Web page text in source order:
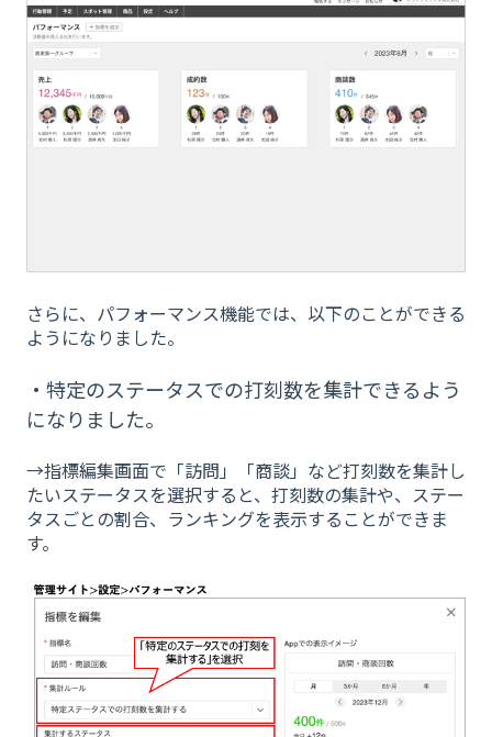
さらに、パフォーマンス機能では、以下のことができる
ようになりました。
・特定のステータスでの打刻数を集計できるよう
になりました。
→指標編集画面で「訪問」「商談」など打刻数を集計し
たいステータスを選択すると、打刻数の集計や、ステー
タスごとの割合、ランキングを表示することができま
す。